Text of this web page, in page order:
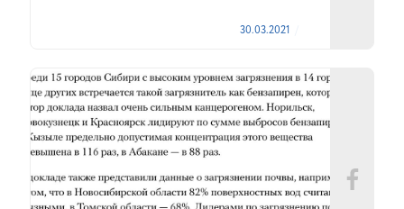
30.03.2021